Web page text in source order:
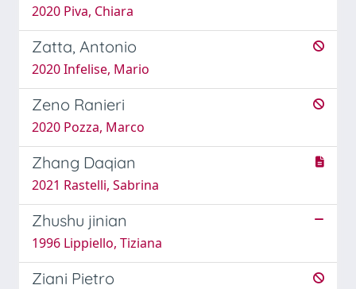
2020 Piva, Chiara
Zatta, Antonio
2020 Infelise, Mario
Zeno Ranieri
2020 Pozza, Marco
Zhang Daqian
2021 Rastelli, Sabrina
Zhushu jinian
1996 Lippiello, Tiziana
Ziani Pietro